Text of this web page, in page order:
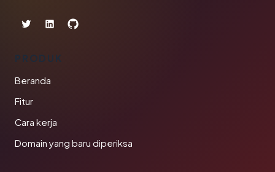
PRODUK
Beranda
Fitur
Cara kerja
Domain yang baru diperiksa